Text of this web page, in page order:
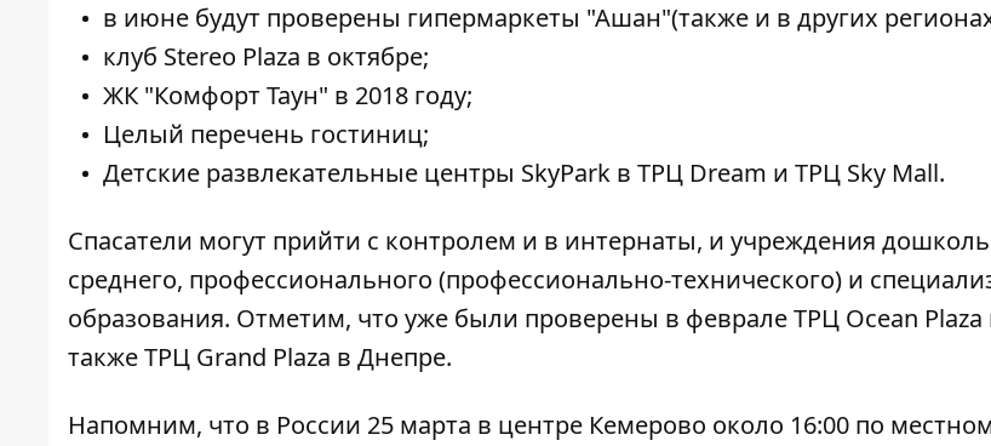
в июне будут проверены гипермаркеты "Ашан"(также и в других
клуб Stereo Plaza в октябре;
ЖК "Комфорт Таун" в 2018 году;
Целый перечень гостиниц;
Детские развлекательные центры SkyPark в ТРЦ Dream и ТРЦ Sky Mall.
Спасатели могут прийти с контролем и в интернаты, и учреждения
среднего, профессионального (профессионально-технического) и
образования. Отметим, что уже были проверены в феврале ТРЦ Ocean Plaza
также ТРЦ Grand Plaza в Днепре.
Напомним, что в России 25 марта в центре Кемерово около 16:00 по